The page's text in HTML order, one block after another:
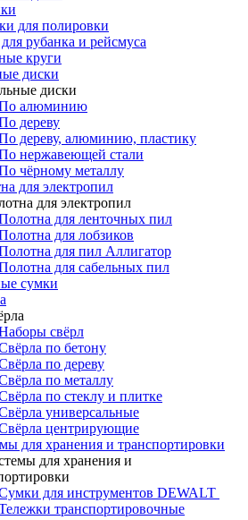
для полировки
рубанка и рейсмуса
круги
диски
диски
алюминию
дереву
дереву, алюминию, пластику
нержавеющей стали
чёрному металлу
для электропил
для электропил
для ленточных пил
для лобзиков
для пил Аллигатор
для сабельных пил
сумки
свёрл
по бетону
по дереву
по металлу
по стеклу и плитке
универсальные
центрирующие
для хранения и транспортировки
для хранения и
для инструментов DEWALT
транспортировочные